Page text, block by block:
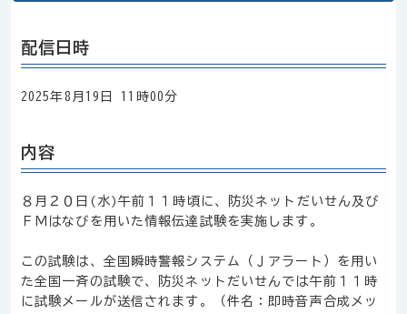
配信日時
2025年8月19日 11時00分
内容
８月２０日(水)午前１１時頃に、防災ネットだいせん及び
ＦＭはなびを用いた情報伝達試験を実施します。
この試験は、全国瞬時警報システム（Ｊアラート）を用い
た全国一斉の試験で、防災ネットだいせんでは午前１１時
に試験メールが送信されます。（件名：即時音声合成メッ